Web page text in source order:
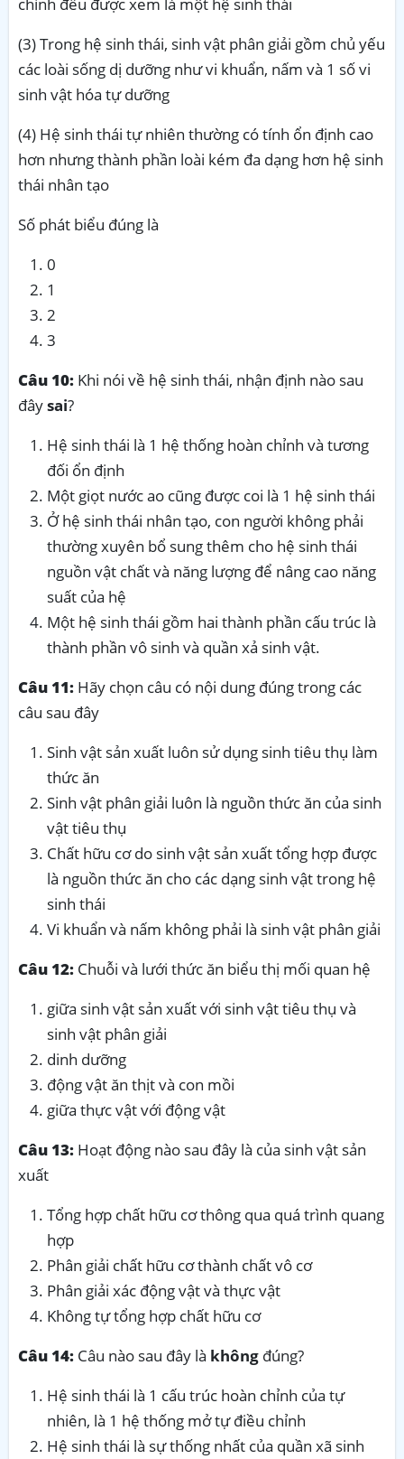
(3) Trong hệ sinh thái, sinh vật phân giải gồm chủ yếu
các loài sống dị dưỡng như vi khuẩn, nấm và 1 số vi
sinh vật hóa tự dưỡng
(4) Hệ sinh thái tự nhiên thường có tính ổn định cao
hơn nhưng thành phần loài kém đa dạng hơn hệ sinh
thái nhân tạo
Số phát biểu đúng là
0
1
2
3
Câu 10: Khi nói về hệ sinh thái, nhận định nào sau
đâysai?
Hệ sinh thái là 1 hệ thống hoàn chỉnh và tương
đối ổn định
Một giọt nước ao cũng được coi là 1 hệ sinh thái
Ở hệ sinh thái nhân tạo, con người không phải
thường xuyên bổ sung thêm cho hệ sinh thái
nguồn vật chất và năng lượng để nâng cao năng
suất của hệ
Một hệ sinh thái gồm hai thành phần cấu trúc là
thành phần vô sinh và quần xả sinh vật.
Câu 11: Hãy chọn câu có nội dung đúng trong các
câu sau đây
Sinh vật sản xuất luôn sử dụng sinh tiêu thụ làm
thức ăn
Sinh vật phân giải luôn là nguồn thức ăn của sinh
vật tiêu thụ
Chất hữu cơ do sinh vật sản xuất tổng hợp được
là nguồn thức ăn cho các dạng sinh vật trong hệ
sinh thái
Vi khuẩn và nấm không phải là sinh vật phân giải
Câu 12: Chuỗi và lưới thức ăn biểu thị mối quan hệ
giữa sinh vật sản xuất với sinh vật tiêu thụ và
sinh vật phân giải
dinh dưỡng
động vật ăn thịt và con mồi
giữa thực vật với động vật
Câu 13: Hoạt động nào sau đây là của sinh vật sản
xuất
Tổng hợp chất hữu cơ thông qua quá trình quang
hợp
Phân giải chất hữu cơ thành chất vô cơ
Phân giải xác động vật và thực vật
Không tự tổng hợp chất hữu cơ
Câu 14: Câu nào sau đây là không đúng?
Hệ sinh thái là 1 cấu trúc hoàn chỉnh của tự
nhiên, là 1 hệ thống mở tự điều chỉnh
Hệ sinh thái là sự thống nhất của quần xã sinh